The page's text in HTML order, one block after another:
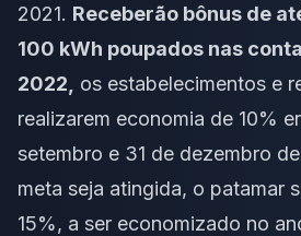
2021. Receberão bônus de
100 kWh poupados nas
2022,
os estabelecimentos e
realizarem economia de 10%
setembro e 31 de dezembro
meta seja atingida, o patamar
15%, a ser economizado no